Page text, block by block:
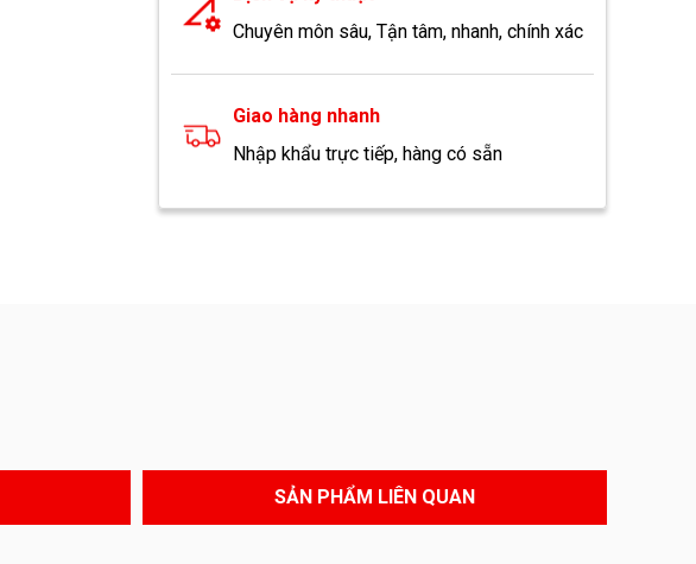
Chuyên môn sâu, Tận tâm, nhanh, chính xác
Giao hàng nhanh
Nhập khẩu trực tiếp, hàng có sẵn
SẢN PHẨM LIÊN QUAN